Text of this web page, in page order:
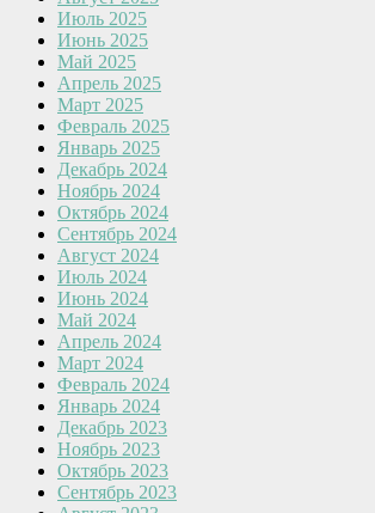
Июль 2025
Июнь 2025
Май 2025
Апрель 2025
Март 2025
Февраль 2025
Январь 2025
Декабрь 2024
Ноябрь 2024
Октябрь 2024
Сентябрь 2024
Август 2024
Июль 2024
Июнь 2024
Май 2024
Апрель 2024
Март 2024
Февраль 2024
Январь 2024
Декабрь 2023
Ноябрь 2023
Октябрь 2023
Сентябрь 2023